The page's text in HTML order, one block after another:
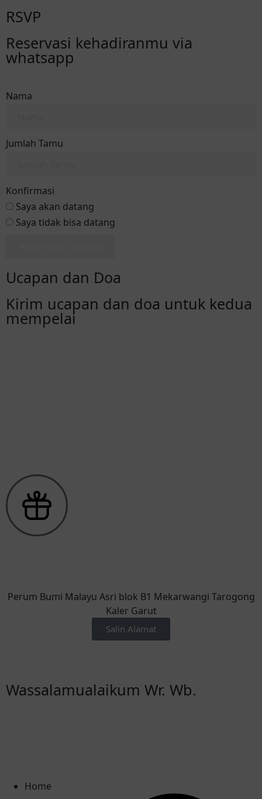
RSVP
Reservasi kehadiranmu via
whatsapp
Nama
Jumlah Tamu
Konfirmasi
Saya akan datang
Saya tidak bisa datang
Ucapan dan Doa
Kirim ucapan dan doa untuk kedua
mempelai
Perum Bumi Malayu Asri blok B1 Mekarwangi Tarogong
Kaler Garut
Salin Alamat
Wassalamualaikum Wr. Wb.
Home